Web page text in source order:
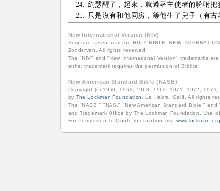
約瑟醒了，起來，就遵著主使者的吩咐把
只是沒有和他同房，等他生了兒子（有
New International Version (NIV)
Scripture taken from the HOLY BIBLE, NEW
Zondervan. All rights reserved.
The "NIV" and "New International Version" trademarks
either trademark requires the permission of Biblica.
New American Standard Bible (NASB)
Copyright (c) 1960, 1962, 1963, 1968, 1971, 1972,
by The Lockman Foundation
, La Habra, Calif. All rights
The "NASB," "NAS," "New American Standard Bible,"
and Trademark Office by The Lockman Foundation. Use
For Permission To Quote information visit www.lockman.org